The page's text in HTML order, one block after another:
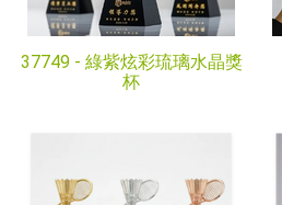
37749 - 綠紫炫彩琉璃水晶獎
杯